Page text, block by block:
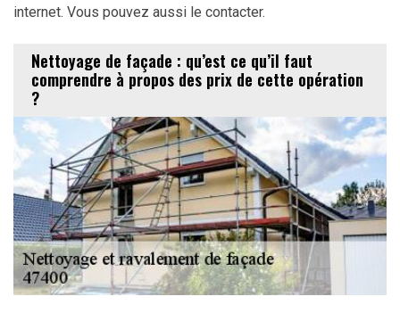
internet. Vous pouvez aussi le contacter.
Nettoyage de façade : qu’est ce qu’il faut
comprendre à propos des prix de cette opération
?